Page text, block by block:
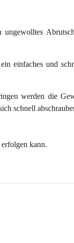
einfaches und
werden die
schnell
kann.